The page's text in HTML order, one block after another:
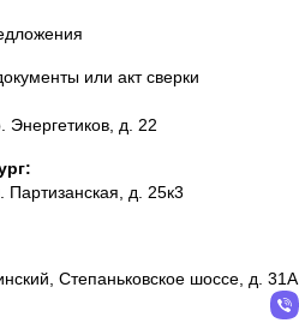
или акт сверки
Энергетиков, д. 22
Партизанская, д. 25к3
Степаньковское шоссе, д. 31А